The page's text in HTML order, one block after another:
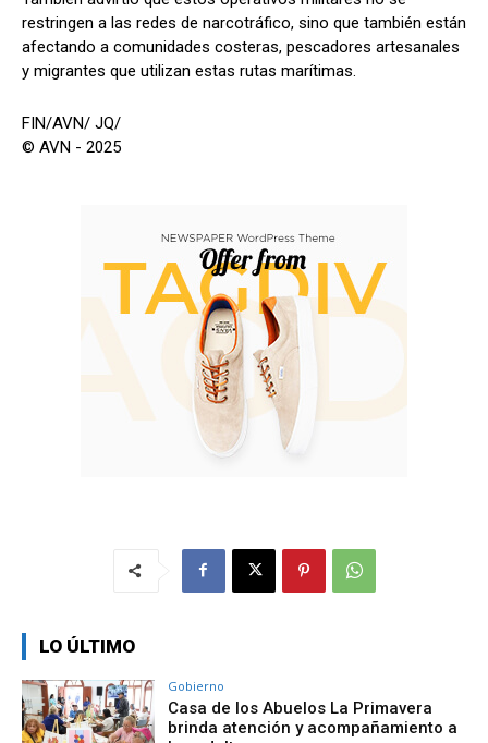
restringen a las redes de narcotráfico, sino que también están
afectando a comunidades costeras, pescadores artesanales
y migrantes que utilizan estas rutas marítimas.
FIN/AVN/ JQ/
© AVN - 2025
LO ÚLTIMO
Gobierno
Casa de los Abuelos La Primavera
brinda atención y acompañamiento a